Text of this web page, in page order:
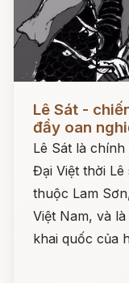
Lê Sát -
đầy oan
Lê Sát là
Đại Việt thời Lê
thuộc Lam
Việt Nam, và
khai quốc của